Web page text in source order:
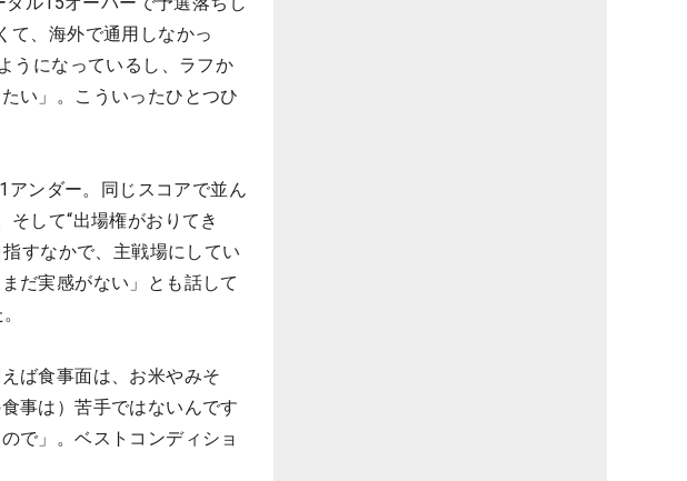
て、海外で通用しなかっ
うになっているし、ラフか
い」。こういったひとつひ
ンダー。同じスコアで並ん
して“出場権がおりてき
すなかで、主戦場にしてい
だ実感がない」とも話して
ば食事面は、お米やみそ
事は）苦手ではないんです
で」。ベストコンディショ